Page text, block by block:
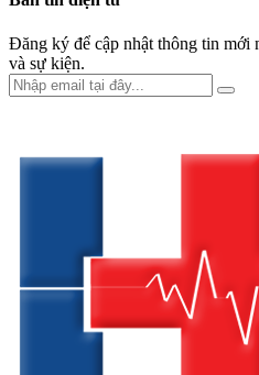
Đăng ký để cập nhật thông tin mới
và sự kiện.